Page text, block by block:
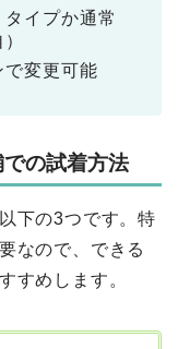
タイプか通常
で変更可能
の試着方法
下の3つです。特
なので、できる
すめします。